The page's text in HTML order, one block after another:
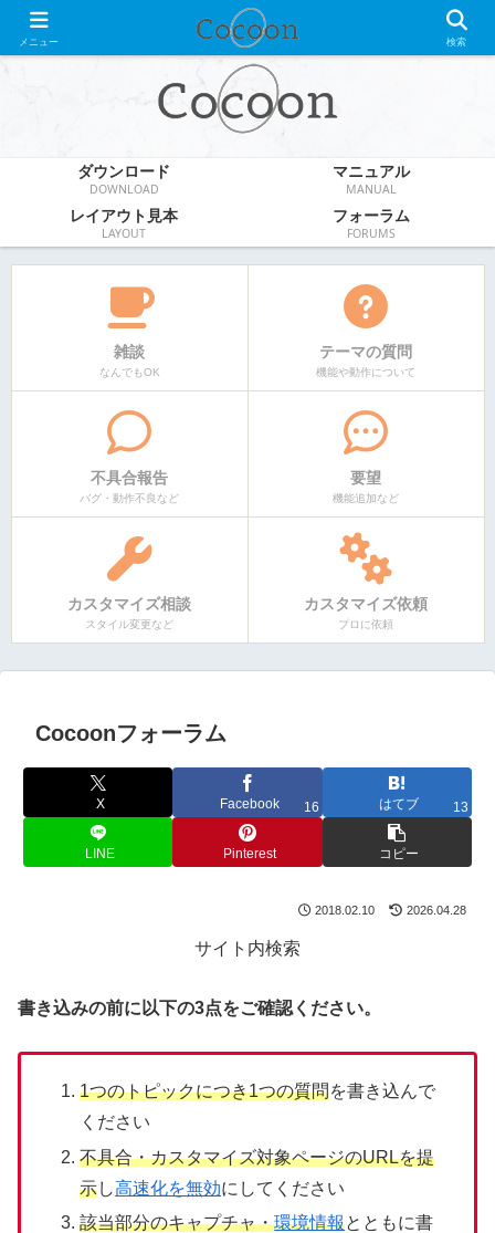
WordPress無料テーマ
ダウンロード
DOWNLOAD
マニュアル
MANUAL
レイアウト見本
LAYOUT
フォーラム
FORUMS
雑談
なんでもOK
テーマの質問
機能や動作について
不具合報告
バグ・動作不良など
要望
機能追加など
カスタマイズ相談
スタイル変更など
カスタマイズ依頼
プロに依頼
Cocoonフォーラム
X Facebook 16 はてブ 13
LINE Pinterest コピー
2018.02.10 2026.04.28
サイト内検索
書き込みの前に以下の3点をご確認ください。
1つのトピックにつき1つの質問を書き込んで
ください
不具合・カスタマイズ対象ページのURLを提
示し高速化を無効にしてください
該当部分のキャプチャ・環境情報とともに書
メニュー 検索